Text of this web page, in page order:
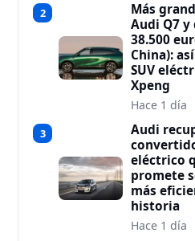
2
Más
Audi Q7 y
38.500
China):
SUV
Xpeng
Hace 1 día
3
Audi
eléctrico
promete
más
historia
Hace 1 día